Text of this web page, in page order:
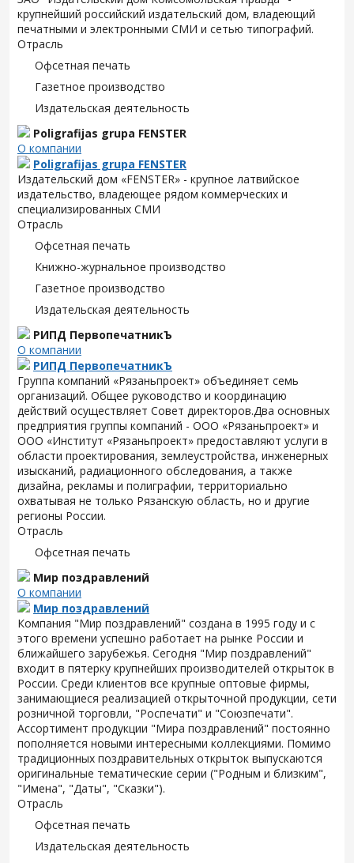
крупнейший российский издательский дом, владеющий
печатными и электронными СМИ и сетью типографий.
Отрасль
Офсетная печать
Газетное производство
Издательская деятельность
Poligrafijas grupa FENSTER
О компании
Poligrafijas grupa FENSTER
Издательский дом «FENSTER» - крупное латвийское
издательство, владеющее рядом коммерческих и
специализированных СМИ
Отрасль
Офсетная печать
Книжно-журнальное производство
Газетное производство
Издательская деятельность
РИПД ПервопечатникЪ
О компании
РИПД ПервопечатникЪ
Группа компаний «Рязаньпроект» объединяет семь
организаций. Общее руководство и координацию
действий осуществляет Совет директоров.Два основных
предприятия группы компаний - ООО «Рязаньпроект» и
ООО «Институт «Рязаньпроект» предоставляют услуги в
области проектирования, землеустройства, инженерных
изысканий, радиационного обследования, а также
дизайна, рекламы и полиграфии, территориально
охватывая не только Рязанскую область, но и другие
регионы России.
Отрасль
Офсетная печать
Мир поздравлений
О компании
Мир поздравлений
Компания "Мир поздравлений" создана в 1995 году и с
этого времени успешно работает на рынке России и
ближайшего зарубежья. Сегодня "Мир поздравлений"
входит в пятерку крупнейших производителей открыток в
России. Среди клиентов все крупные оптовые фирмы,
занимающиеся реализацией открыточной продукции, сети
розничной торговли, "Роспечати" и "Союзпечати".
Ассортимент продукции "Мира поздравлений" постоянно
пополняется новыми интересными коллекциями. Помимо
традиционных поздравительных открыток выпускаются
оригинальные тематические серии ("Родным и близким",
"Имена", "Даты", "Сказки").
Отрасль
Офсетная печать
Издательская деятельность